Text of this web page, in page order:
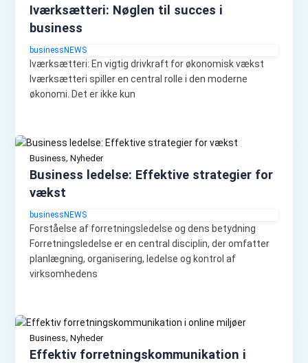
Iværksætteri: Nøglen til succes i
business
businessNEWS
Iværksætteri: En vigtig drivkraft for økonomisk vækst
Iværksætteri spiller en central rolle i den moderne
økonomi. Det er ikke kun
Business, Nyheder
Business ledelse: Effektive strategier for
vækst
businessNEWS
Forståelse af forretningsledelse og dens betydning
Forretningsledelse er en central disciplin, der omfatter
planlægning, organisering, ledelse og kontrol af
virksomhedens
Business, Nyheder
Effektiv forretningskommunikation i